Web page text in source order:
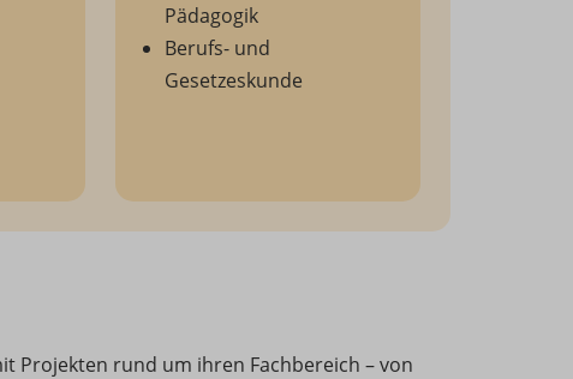
Pädagogik
Berufs- und
Gesetzeskunde
Projekten rund um ihren Fachbereich – von